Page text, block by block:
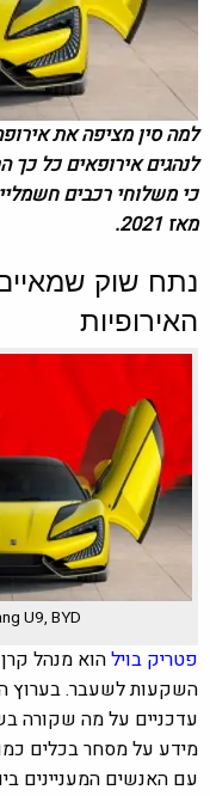
למה סין מציפה את
לנהגים אירופאים כל כך
מאז 2021.
נתח שוק
האירופיות
U9, BYD
פטריק בוילהוא מנהל קרן
השקעות לשעבר. בערוץ
עדכניים על מה שקורה
מידע על מסחר בכלים
עם האנשים המעניינים